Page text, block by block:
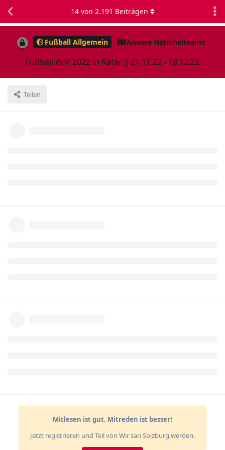
Fußball Allgemein Andere Nationalteams
Fußball WM 2022 in Katar | 21.11.22 - 18.12.22
Teilen
14von 2.191 Beiträgen
Mitlesen ist gut. Mitreden ist besser!
Jetzt registrieren und Teil von Wir san Soizburg werden.